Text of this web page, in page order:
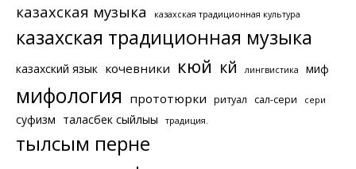
казахская музыка казахская традиционная культура
казахская традиционная музыка
казахский язык кочевники кюй күй лингвистика миф
мифология прототюрки ритуал сал-сери сери
суфизм таласбек сыйлығы традиция.
тылсым перне